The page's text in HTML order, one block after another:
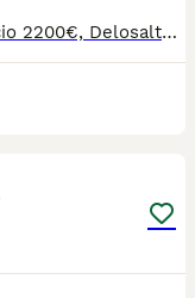
Disponible un caniche toy macho,precio 2200€, Delosaltosdevalparaiso somos criadores éticos y familiares en Toledo capital,nuestros caniches viven en casa con nosotros con las mejores comodidades y con mucho cariño, nuestros cachorros se entregan perfectamente sociabilizados y en perfectas condiciones de salud. Los cachorros se entregan: Con chip y cartilla a nombre del comprador, desparasitados y vacunados,con contrato de compra venta con garantías víricas,congenitas,padres con pruebas de enfermedades hederitarias y totalmente sociabilizados. Contacto por WhatsApp o llamada al teléfono 647203729 https://www.delosaltosdevalparaiso.com